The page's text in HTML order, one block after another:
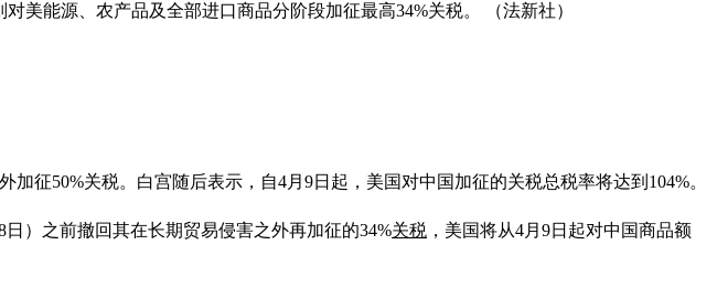
美能源、农产品及全部进口商品分阶段加征最高34%关税。 （法新社）
加征50%关税。白宫随后表示，自4月9日起，美国对中国加征的关税总税率将达到104%。
）之前撤回其在长期贸易侵害之外再加征的34%关税 ，美国将从4月9日起对中国商品额